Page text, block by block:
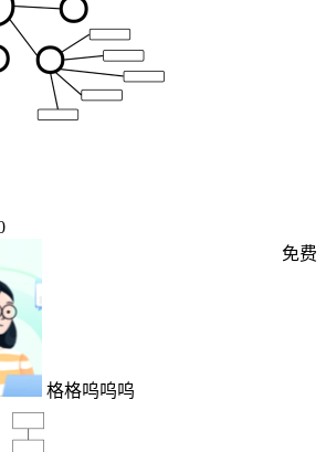
格格呜呜呜
免费